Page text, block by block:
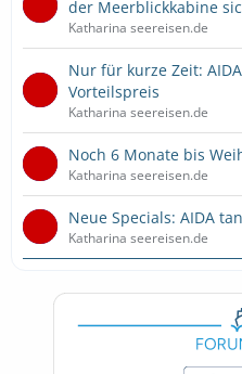
der Meerblickkabine
Katharina seereisen.de
Nur für kurze Zeit:
Vorteilspreis
Katharina seereisen.de
Noch 6 Monate bis
Katharina seereisen.de
Neue Specials: AIDA
Katharina seereisen.de